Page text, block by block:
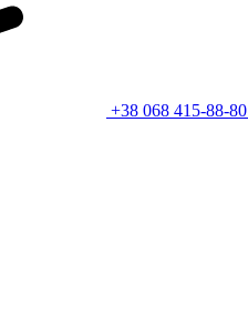
+38 068 415-88-80